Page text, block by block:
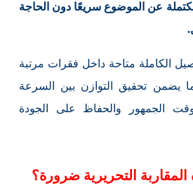
عن الموضوع سريعًا دون الحاجة
الكاملة متاحة داخل فقرات مرتبة
يضمن تحقيق التوازن بين السرعة
الجمهور والحفاظ على الجودة
التحريرية ضرورة؟